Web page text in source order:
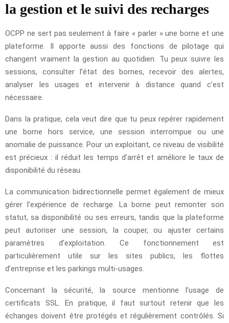
la gestion et le suivi des recharges
OCPP ne sert pas seulement à faire « parler » une borne et une
plateforme. Il apporte aussi des fonctions de pilotage qui
changent vraiment la gestion au quotidien. Tu peux suivre les
sessions, consulter l’état des bornes, recevoir des alertes,
analyser les usages et intervenir à distance quand c’est
nécessaire.
Dans la pratique, cela veut dire que tu peux repérer rapidement
une borne hors service, une session interrompue ou une
anomalie de puissance. Pour un exploitant, ce niveau de visibilité
est précieux : il réduit les temps d’arrêt et améliore le taux de
disponibilité du réseau.
La communication bidirectionnelle permet également de mieux
gérer l’expérience de recharge. La borne peut remonter son
statut, sa disponibilité ou ses erreurs, tandis que la plateforme
peut autoriser une session, la couper, ou ajuster certains
paramètres d’exploitation. Ce fonctionnement est
particulièrement utile sur les sites publics, les flottes
d’entreprise et les parkings multi-usages.
Concernant la sécurité, la source mentionne l’usage de
certificats SSL. En pratique, il faut surtout retenir que les
échanges doivent être protégés et régulièrement contrôlés. Si